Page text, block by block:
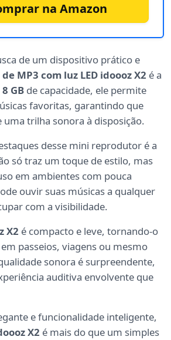
na Amazon
de um dispositivo prático e
MP3 com luz LED idoooz X2 é a
8 GB de capacidade, ele permite
favoritas, garantindo que
uma trilha sonora à disposição.
desse mini reprodutor é a
só traz um toque de estilo, mas
em ambientes com pouca
ouvir suas músicas a qualquer
com a visibilidade.
X2 é compacto e leve, tornando-o
passeios, viagens ou mesmo
sonora é surpreendente,
auditiva envolvente que
e funcionalidade inteligente,
X2 é mais do que um simples